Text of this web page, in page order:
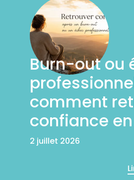
Burn-out ou
comment
confiance
2 juillet 2026